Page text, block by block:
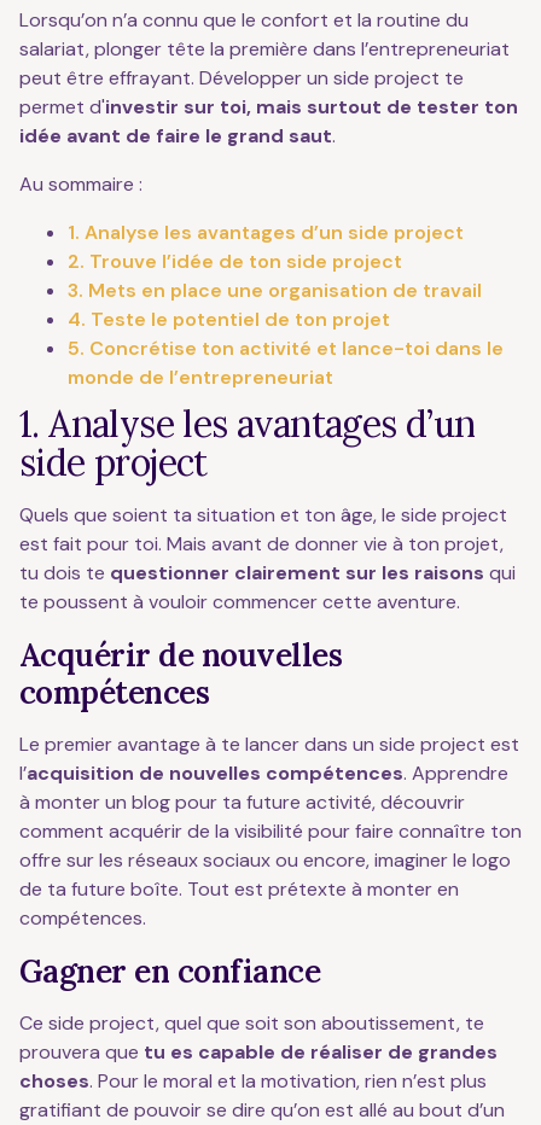
Lorsqu’on n’a connu que le confort et la routine du
salariat, plonger tête la première dans l’entrepreneuriat
peut être effrayant. Développer un side project te
permet d'investir sur toi, mais surtout de tester ton
idée avant de faire le grand saut.
Au sommaire :
1. Analyse les avantages d’un side project
2. Trouve l’idée de ton side project
3. Mets en place une organisation de travail
4. Teste le potentiel de ton projet
5. Concrétise ton activité et lance-toi dans le
monde de l’entrepreneuriat
1. Analyse les avantages d’un
side project
Quels que soient ta situation et ton âge, le side project
est fait pour toi. Mais avant de donner vie à ton projet,
tu dois te questionner clairement sur les raisons qui
te poussent à vouloir commencer cette aventure.
Acquérir de nouvelles
compétences
Le premier avantage à te lancer dans un side project est
l’acquisition de nouvelles compétences. Apprendre
à monter un blog pour ta future activité, découvrir
comment acquérir de la visibilité pour faire connaître ton
offre sur les réseaux sociaux ou encore, imaginer le logo
de ta future boîte. Tout est prétexte à monter en
compétences.
Gagner en confiance
Ce side project, quel que soit son aboutissement, te
prouvera que tu es capable de réaliser de grandes
choses. Pour le moral et la motivation, rien n’est plus
gratifiant de pouvoir se dire qu’on est allé au bout d’un